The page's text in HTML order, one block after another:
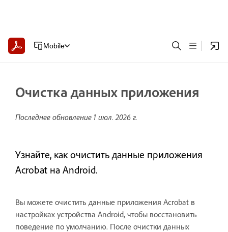
Mobile
Очистка данных приложения
Последнее обновление 1 июл. 2026 г.
Узнайте, как очистить данные приложения
Acrobat на Android.
Вы можете очистить данные приложения Acrobat в
настройках устройства Android, чтобы восстановить
поведение по умолчанию. После очистки данных